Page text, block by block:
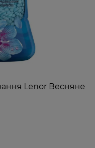
Lenor Весняне